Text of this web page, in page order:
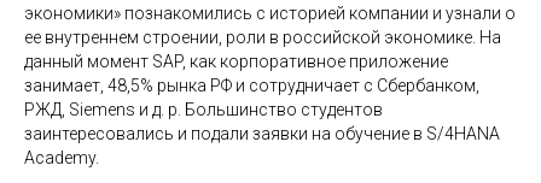
экономики» познакомились с историей компании и узнали о
ее внутреннем строении, роли в российской экономике. На
данный момент SAP, как корпоративное приложение
занимает, 48,5% рынка РФ и сотрудничает с Сбербанком,
РЖД, Siemens и д. р. Большинство студентов
заинтересовались и подали заявки на обучение в S/4HANA
Academy.